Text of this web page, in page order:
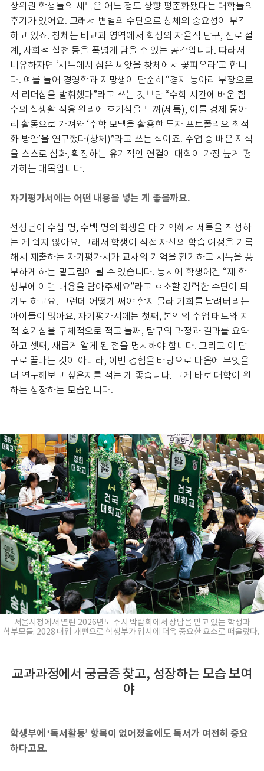
상위권 학생들의 세특은 어느 정도 상향 평준화됐다는 대학들의
후기가 있어요. 그래서 변별의 수단으로 창체의 중요성이 부각
하고 있죠. 창체는 비교과 영역에서 학생의 자율적 탐구, 진로 설
계, 사회적 실천 등을 폭넓게 담을 수 있는 공간입니다. 따라서
비유하자면 ‘세특에서 심은 씨앗을 창체에서 꽃피우라’고 합니
다. 예를 들어 경영학과 지망생이 단순히 “경제 동아리 부장으로
서 리더십을 발휘했다”라고 쓰는 것보단 “수학 시간에 배운 함
수의 실생활 적용 원리에 호기심을 느껴(세특), 이를 경제 동아
리 활동으로 가져와 ‘수학 모델을 활용한 투자 포트폴리오 최적
화 방안’을 연구했다(창체)”라고 쓰는 식이죠. 수업 중 배운 지식
을 스스로 심화, 확장하는 유기적인 연결이 대학이 가장 높게 평
가하는 대목입니다.
자기평가서에는 어떤 내용을 넣는 게 좋을까요.
선생님이 수십 명, 수백 명의 학생을 다 기억해서 세특을 작성하
는 게 쉽지 않아요. 그래서 학생이 직접 자신의 학습 여정을 기록
해서 제출하는 자기평가서가 교사의 기억을 환기하고 세특을 풍
부하게 하는 밑그림이 될 수 있습니다. 동시에 학생에겐 “제 학
생부에 이런 내용을 담아주세요”라고 호소할 강력한 수단이 되
기도 하고요. 그런데 어떻게 써야 할지 몰라 기회를 날려버리는
아이들이 많아요. 자기평가서에는 첫째, 본인의 수업 태도와 지
적 호기심을 구체적으로 적고 둘째, 탐구의 과정과 결과를 요약
하고 셋째, 새롭게 알게 된 점을 명시해야 합니다. 그리고 이 탐
구로 끝나는 것이 아니라, 이번 경험을 바탕으로 다음에 무엇을
더 연구해보고 싶은지를 적는 게 좋습니다. 그게 바로 대학이 원
하는 성장하는 모습입니다.
서울시청에서 열린 2026년도 수시 박람회에서 상담을 받고 있는 학생과
학부모들. 2028 대입 개편으로 학생부가 입시에 더욱 중요한 요소로 떠올랐다.
교과과정에서 궁금증 찾고, 성장하는 모습 보여
야
학생부에 ‘독서활동’ 항목이 없어졌음에도 독서가 여전히 중요
하다고요.